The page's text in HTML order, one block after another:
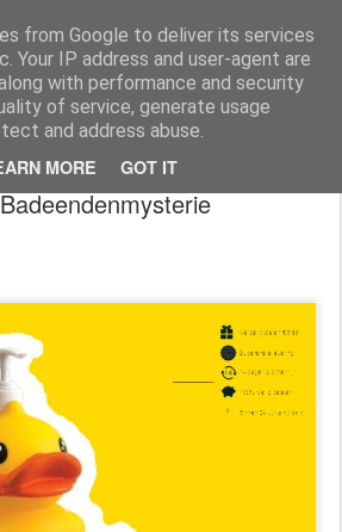
from Google to deliver its services
Your IP address and user-agent are
with performance and security
of service, generate usage
and address abuse.
MORE GOT IT
oorlogszandbak, het werk wegbezuinigd, de poen in handen van 200 familiebanken, De nationalistische nepdemocratie past op de winkel met keffende pershondjes in de wandelgangen. Wie diep genoeg buigt krijgt wat meer muntjes dan een ander (..). Dada2.0 zoekt naar nieuwe contouren, nieuwe kunst, absurde humor, Verbeelding. Weg van dit zielloze materialisme. Mail docwerk@ planet.nl
Badeendenmysterie